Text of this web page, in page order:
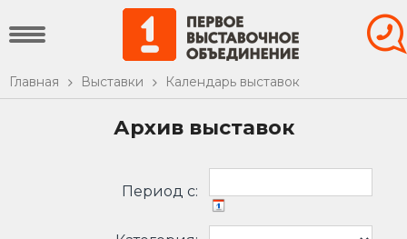
Главная Выставки Календарь выставок
Архив выставок
Период c: